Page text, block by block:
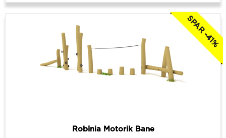
SPAR -41%
Robinia Motorik Bane